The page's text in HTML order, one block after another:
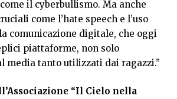
il cyberbullismo. Ma anche
come l’hate speech e l’uso
comunicazione digitale, che oggi
piattaforme, non solo
media tanto utilizzati dai ragazzi.”
“Il Cielo nella